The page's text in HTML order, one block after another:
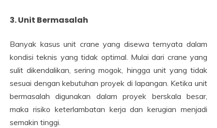
3. Unit Bermasalah
Banyak kasus unit crane yang disewa ternyata dalam
kondisi teknis yang tidak optimal. Mulai dari crane yang
sulit dikendalikan, sering mogok, hingga unit yang tidak
sesuai dengan kebutuhan proyek di lapangan. Ketika unit
bermasalah digunakan dalam proyek berskala besar,
maka risiko keterlambatan kerja dan kerugian menjadi
semakin tinggi.